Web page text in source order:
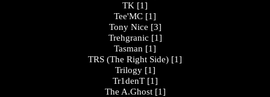
TK [1]
Tee'MC [1]
Tony Nice [3]
Trehgranic [1]
Tasman [1]
TRS (The Right Side) [1]
Trilogy [1]
Tr1denT [1]
The A.Ghost [1]